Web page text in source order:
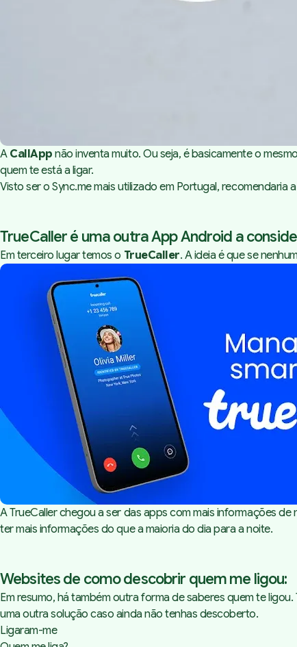
A CallApp não inventa muito. Ou seja, é basicamente o
quem te está a ligar.
Visto ser o Sync.me mais utilizado em Portugal,
TrueCaller é uma outra App Android a
Em terceiro lugar temos o TrueCaller. A ideia é que se
A TrueCaller chegou a ser das apps com mais informações
ter mais informações do que a maioria do dia para a noite.
Websites de como descobrir quem me ligou:
Em resumo, há também outra forma de saberes quem te
uma outra solução caso ainda não tenhas descoberto.
Ligaram-me